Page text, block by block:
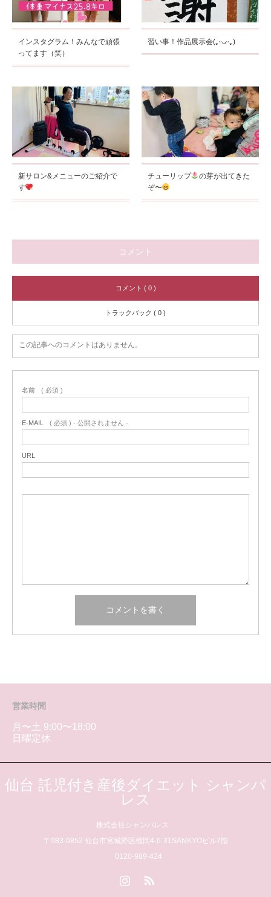
インスタグラム！みんなで頑張
ってます（笑）
習い事！作品展示会(｡ᵕᴗᵕ｡)
新サロン&メニューのご紹介で
す
チューリップ
の芽が出てきた
ぞ〜
コメント
コメント ( 0 )
トラックバック ( 0 )
この記事へのコメントはありません。
名前 ( 必須 )
E-MAIL ( 必須 ) - 公開されません -
URL
営業時間
月〜土 9:00〜18:00
日曜定休
仙台 託児付き産後ダイエット シャンパ
レス
株式会社シャンパレス
〒983-0852 仙台市宮城野区榴岡4-6-31SANKYOビル7階
0120-989-424